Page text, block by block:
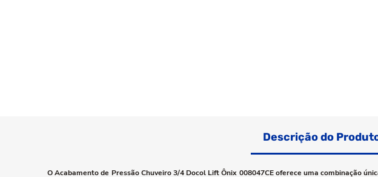
Descrição do
O Acabamento de Pressão Chuveiro 3/4 Docol Lift Ônix 008047CE oferece uma combinação